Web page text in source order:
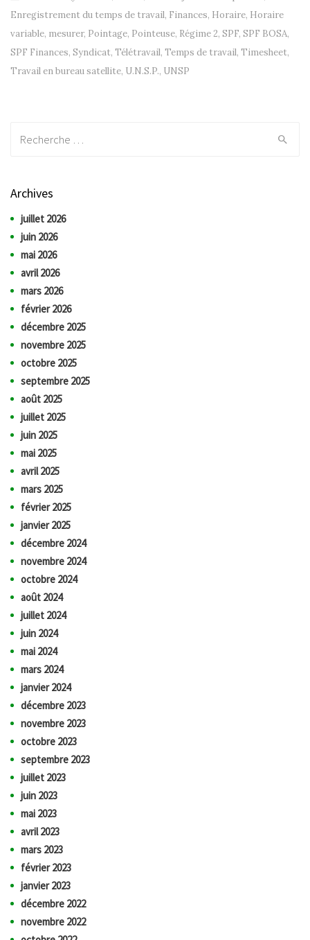
Enregistrement du temps de travail, Finances, Horaire, Horaire
variable, mesurer, Pointage, Pointeuse, Régime 2, SPF, SPF BOSA,
SPF Finances, Syndicat, Télétravail, Temps de travail, Timesheet,
Travail en bureau satellite, U.N.S.P., UNSP
Archives
juillet 2026
juin 2026
mai 2026
avril 2026
mars 2026
février 2026
décembre 2025
novembre 2025
octobre 2025
septembre 2025
août 2025
juillet 2025
juin 2025
mai 2025
avril 2025
mars 2025
février 2025
janvier 2025
décembre 2024
novembre 2024
octobre 2024
août 2024
juillet 2024
juin 2024
mai 2024
mars 2024
janvier 2024
décembre 2023
novembre 2023
octobre 2023
septembre 2023
juillet 2023
juin 2023
mai 2023
avril 2023
mars 2023
février 2023
janvier 2023
décembre 2022
novembre 2022